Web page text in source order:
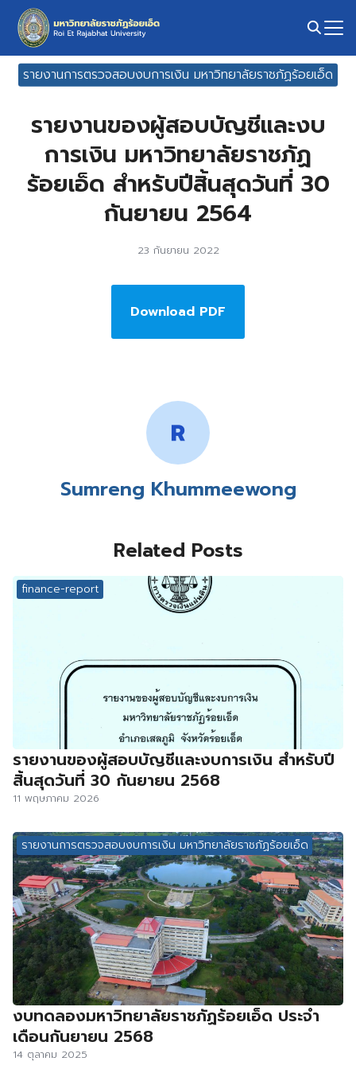
Skip
content
Search
for:
รายงานการตรวจสอบงบการเงิน มหาวิทยาลัยราชภัฏร้อยเอ็ด
รายงานของผู้สอบบัญชีและงบ
การเงิน มหาวิทยาลัยราชภัฏ
ร้อยเอ็ด สำหรับปีสิ้นสุดวันที่ 30
กันยายน 2564
23 กันยายน 2022
Download PDF
Sumreng Khummeewong
Related Posts
finance-report
รายงานของผู้สอบบัญชีและงบการเงิน สำหรับปี
สิ้นสุดวันที่ 30 กันยายน 2568
11 พฤษภาคม 2026
รายงานการตรวจสอบงบการเงิน มหาวิทยาลัยราชภัฏร้อยเอ็ด
งบทดลองมหาวิทยาลัยราชภัฏร้อยเอ็ด ประจำ
เดือนกันยายน 2568
14 ตุลาคม 2025